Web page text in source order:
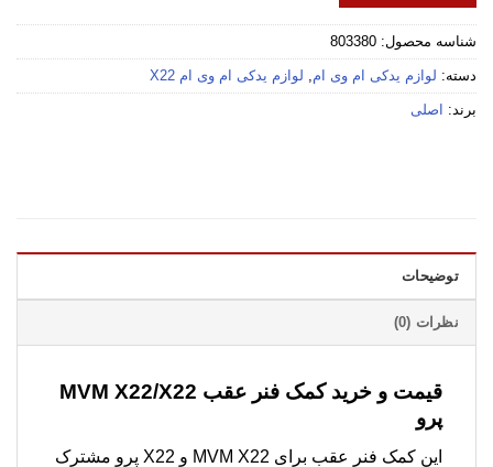
شناسه محصول: 803380
دسته: لوازم یدکی ام وی ام, لوازم یدکی ام وی ام X22
برند: اصلی
توضیحات
نظرات (0)
قیمت و خرید کمک فنر عقب MVM X22/X22
پرو
این کمک فنر عقب برای MVM X22 و X22 پرو مشترک